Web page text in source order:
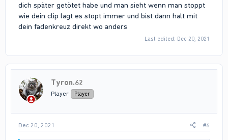
dich später getötet habe und man sieht wenn man stoppt
wie dein clip lagt es stopt immer und bist dann halt mit
dein fadenkreuz direkt wo anders
Last edited: Dec 20, 2021
Tyron.62
Player Player
Dec 20, 2021 #6